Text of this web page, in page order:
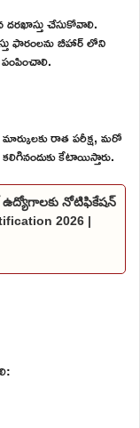
దరఖాస్తు చేసుకోవాలి.
ఫారంలను బీహార్ లోని
మార్కులకు రాత పరీక్ష, మరో
కేటాయిస్తారు.
ఉద్యోగాలకు నోటిఫికేషన్
2026 |